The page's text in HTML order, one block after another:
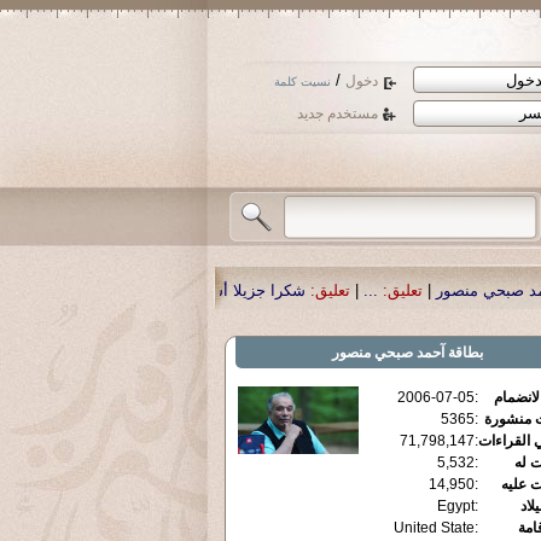
دخول / نسيت كلمة
مستخدم جديد
...
| تعليق: شكرا جزيلا أستاذ حمد الحمد .أكرمكم الله .
بطاقة آحمد صبحي منصور
:
2006-07-05
منشورة :
5365
القراءات:
71,798,147
له
:
5,532
عليه
:
14,950
:
Egypt
:
United State